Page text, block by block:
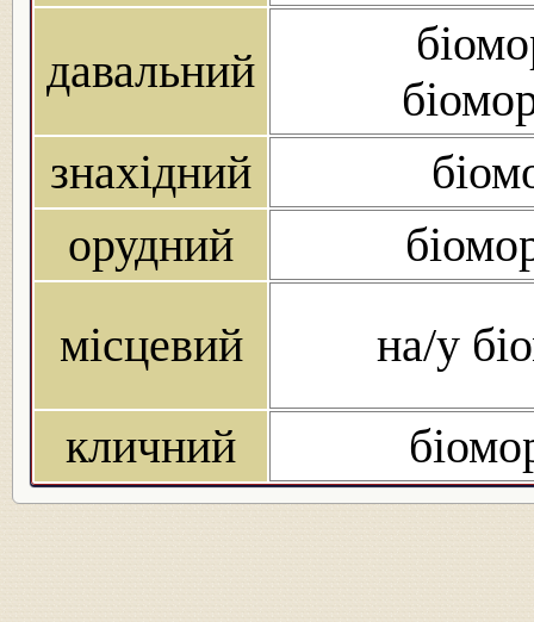
давальний
знахідний
орудний
місцевий
на/у
кличний